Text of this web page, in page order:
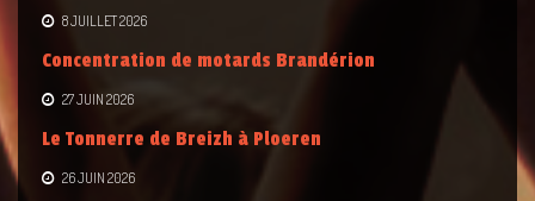
8 JUILLET 2026
Concentration de motards Brandérion
27 JUIN 2026
Le Tonnerre de Breizh à Ploeren
26 JUIN 2026